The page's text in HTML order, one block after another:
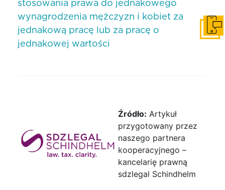
stosowania prawa do jednakowego
wynagrodzenia mężczyzn i kobiet za
jednakową pracę lub za pracę o
jednakowej wartości
Źródło: Artykuł
przygotowany przez
naszego partnera
kooperacyjnego –
kancelarię prawną
sdzlegal Schindhelm